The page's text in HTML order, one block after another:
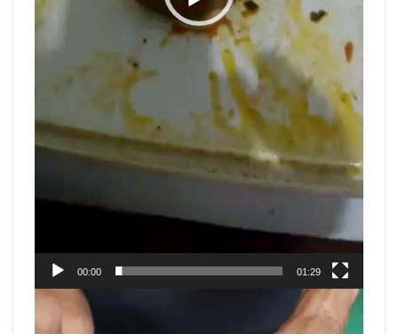
00:00 01:29
Tocador